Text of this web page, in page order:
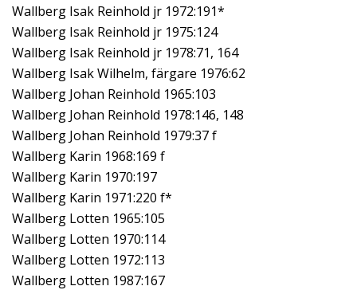
Wallberg Isak Reinhold jr 1972:191*
Wallberg Isak Reinhold jr 1975:124
Wallberg Isak Reinhold jr 1978:71, 164
Wallberg Isak Wilhelm, färgare 1976:62
Wallberg Johan Reinhold 1965:103
Wallberg Johan Reinhold 1978:146, 148
Wallberg Johan Reinhold 1979:37 f
Wallberg Karin 1968:169 f
Wallberg Karin 1970:197
Wallberg Karin 1971:220 f*
Wallberg Lotten 1965:105
Wallberg Lotten 1970:114
Wallberg Lotten 1972:113
Wallberg Lotten 1987:167